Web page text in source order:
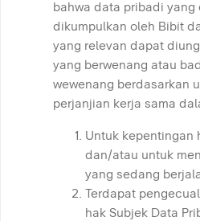
bahwa data pribadi yang
dikumpulkan oleh Bibit
yang relevan dapat
yang berwenang atau
wewenang berdasarkan
perjanjian kerja sama
Untuk kepentingan
dan/atau untuk
yang sedang
Terdapat
hak Subjek Data